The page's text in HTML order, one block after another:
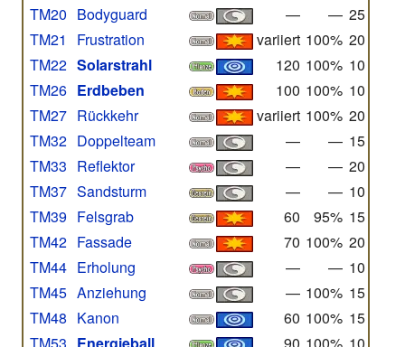
TM20 Bodyguard — — 25
TM21
Frustration variiert 100% 20
TM22 Solarstrahl 120 100% 10
TM26 Erdbeben 100 100% 10
TM27 Rückkehr variiert 100% 20
TM32 Doppelteam — — 15
TM33 Reflektor — — 20
TM37 Sandsturm — — 10
TM39 Felsgrab 60 95% 15
TM42 Fassade 70 100% 20
TM44 Erholung — — 10
TM45 Anziehung — 100% 15
TM48 Kanon 60 100% 15
TM53 Energieball 90 100% 10